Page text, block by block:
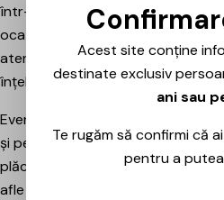
într-o atmosferă relaxată.
ocazie de a explora vinuri,
atent alese, prezentate și
înțelege mai bine stilul, originea
Evenimentele sunt potrivite atât
și pentru cei care vor pur și
plăcută între prieteni, să
afle mai multe despre cramele
Acest site conține
destinate exclusiv
ani sau
Te rugăm să confirmi că
pentru a